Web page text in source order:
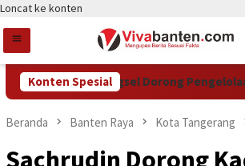
Loncat ke konten
Konten Spesial
DCKTR Tangsel Dorong Pengelolaan
Beranda Banten Raya Kota Tangerang